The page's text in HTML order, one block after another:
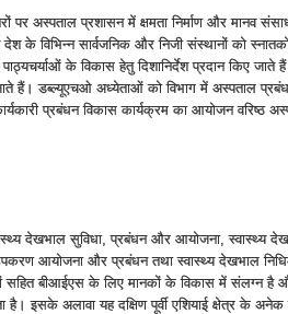
पर अस्‍पताल प्रशासन में क्षमता निर्माण और
देश के विभिन्‍न सार्वजनिक और निजी संस्‍थानों को
के विकास हेतु दिशानिर्देश प्रदान किए
हैं। डब्‍ल्‍यूएचओ अध्‍येताओं को विभाग में अस्‍पताल
प्रबंधन विकास कार्यक्रम का आयोजन
स्‍वास्‍थ्‍य देखभाल सुविधा, प्रबंधन और आयोजना,
आयोजना और प्रबंधन तथा स्‍वास्‍थ्‍य देखभाल
सहित बीआईएस के लिए मानकों के विकास में संलग्‍न है
इसके अलावा यह दक्षिण पूर्वी एशियाई क्षेत्र के अनेक